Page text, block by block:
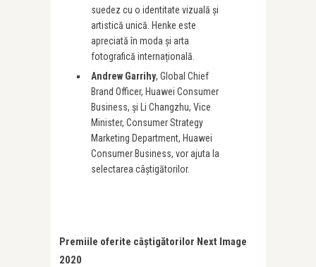
suedez cu o identitate vizuală și
artistică unică. Henke este
apreciată în moda și arta
fotografică internațională.
Andrew Garrihy, Global Chief
Brand Officer, Huawei Consumer
Business, și Li Changzhu, Vice
Minister, Consumer Strategy
Marketing Department, Huawei
Consumer Business, vor ajuta la
selectarea câștigătorilor.
Premiile oferite câștigătorilor Next Image
2020